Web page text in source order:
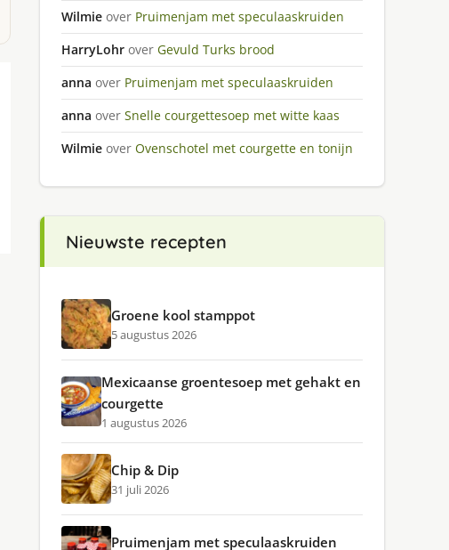
Wilmie over Pruimenjam met speculaaskruiden
HarryLohr over Gevuld Turks brood
anna over Pruimenjam met speculaaskruiden
anna over Snelle courgettesoep met witte kaas
Wilmie over Ovenschotel met courgette en tonijn
Nieuwste recepten
Groene kool stamppot
5 augustus 2026
Mexicaanse groentesoep met gehakt en
courgette
1 augustus 2026
Chip & Dip
31 juli 2026
Pruimenjam met speculaaskruiden